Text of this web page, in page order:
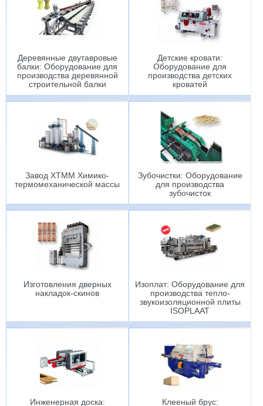
Деревянные двутавровые
балки: Оборудование для
производства деревянной
строительной балки
Детские кровати:
Оборудование для
производства детских
кроватей
Завод ХТММ Химико-
термомеханической массы
Зубочистки: Оборудование
для производства
зубочисток
Изготовления дверных
накладок-скинов
Изоплат: Оборудование для
производства тепло-
звукоизоляционной плиты
ISOPLAAT
Инженерная доска:
Клееный брус: